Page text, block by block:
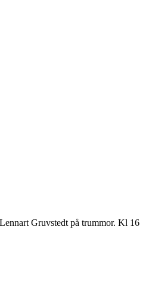
Gruvstedt på trummor. Kl 16